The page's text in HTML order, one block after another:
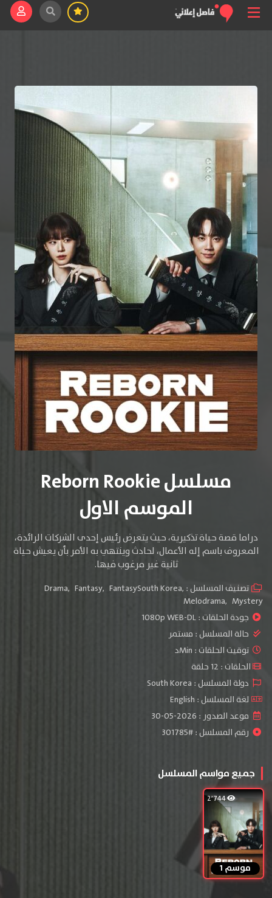
مسلسل Reborn Rookie
الموسم الاول
دراما قصة حياة تذكيرية، حيث يتعرض رئيس إحدى الشركات الرائدة،
المعروف باسم إله الأعمال، لحادث وينتهي به الأمر بأن يعيش حياة
ثانية غير مرغوب فيها.
تصنيف المسلسل : Drama, Fantasy, FantasySouth Korea,
Melodrama, Mystery
جودة الحلقات :1080p WEB-DL
حالة المسلسل : مستمر
توقيت الحلقات : Minد
الحلقات : 12 حلقة
دولة المسلسل : South Korea
لغة المسلسل : English
موعد الصدور : 2026-05-30
رقم المسلسل : #301785
جميع مواسم المسلسل
2٬744
موسم 1